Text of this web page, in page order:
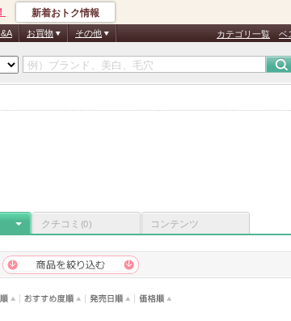
新着おトク情報
お買物 その他 カテゴリ一覧 ベ
クチコミ (0) コンテンツ